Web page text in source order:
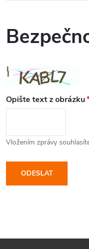
Opište text z obrázku
Vložením zprávy
ODESLAT